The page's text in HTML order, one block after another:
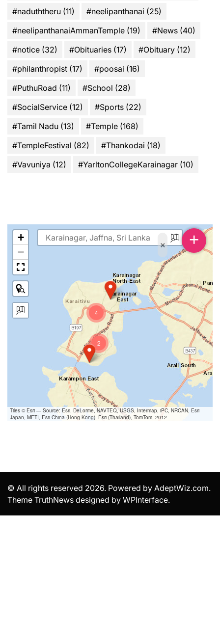
#naduththeru (11) #neelipanthanai (25)
#neelipanthanaiAmmanTemple (19) #News (40)
#notice (32) #Obituaries (17) #Obituary (12)
#philanthropist (17) #poosai (16)
#PuthuRoad (11) #School (28)
#SocialService (12) #Sports (22)
#Tamil Nadu (13) #Temple (168)
#TempleFestival (82) #Thankodai (18)
#Vavuniya (12) #YarltonCollegeKarainagar (10)
4
2
+
−
Tiles © Esri — Source: Esri, DeLorme, NAVTEQ, USGS, Intermap, iPC, NRCAN, Esri
Japan, METI, Esri China (Hong Kong), Esri (Thailand), TomTom, 2012
× +
© All rights reserved 2026. Powered by AdeptWiz.com.
Theme TruthNews designed by WPInterface.